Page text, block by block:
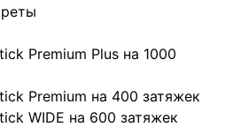
Premium Plus на 1000
Premium на 400 затяжек
WIDE на 600 затяжек